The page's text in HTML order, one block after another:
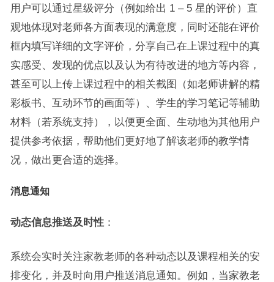
用户可以通过星级评分（例如给出 1 – 5 星的评价）直
观地体现对老师各方面表现的满意度，同时还能在评价
框内填写详细的文字评价，分享自己在上课过程中的真
实感受、发现的优点以及认为有待改进的地方等内容，
甚至可以上传上课过程中的相关截图（如老师讲解的精
彩板书、互动环节的画面等）、学生的学习笔记等辅助
材料（若系统支持），以便更全面、生动地为其他用户
提供参考依据，帮助他们更好地了解该老师的教学情
况，做出更合适的选择。
消息通知
动态信息推送及时性：
系统会实时关注家教老师的各种动态以及课程相关的安
排变化，并及时向用户推送消息通知。例如，当家教老